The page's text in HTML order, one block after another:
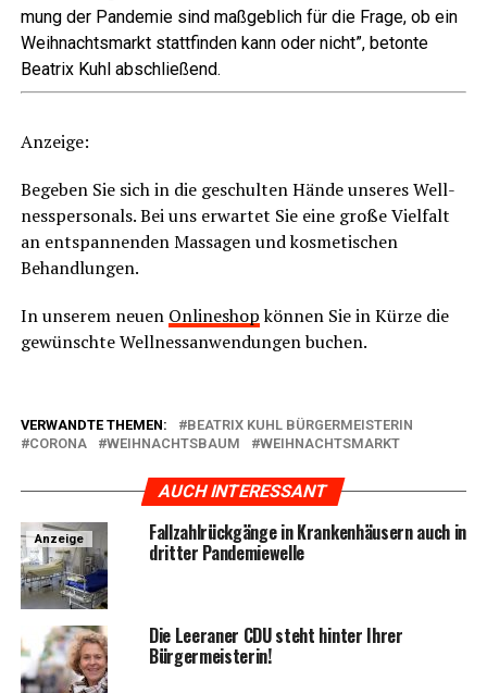
mung der Pan­de­mie sind maß­geb­lich für die Fra­ge, ob ein
Weih­nachts­markt statt­fin­den kann oder nicht”, beton­te
Bea­trix Kuhl abschließend.
Anzei­ge:
Bege­ben Sie sich in die geschul­ten Hän­de unse­res Well­
ness­per­so­nals. Bei uns erwar­tet Sie eine gro­ße Viel­falt
an ent­span­nen­den Mas­sa­gen und kos­me­ti­schen
Behandlungen.
In unse­rem neu­en Online­shopkön­nen Sie in Kür­ze die
gewünsch­te Well­ness­an­wen­dun­gen buchen.
VERWANDTE THEMEN:
BEATRIX KUHL BÜRGERMEISTERIN
CORONA
WEIHNACHTSBAUM WEIHNACHTSMARKT
AUCH INTERESSANT
Anzeige Fall­zahl­rück­gän­ge in Kran­ken­häu­sern auch in
drit­ter Pandemiewelle
Die Leera­ner CDU steht hin­ter Ihrer
Bürgermeisterin!